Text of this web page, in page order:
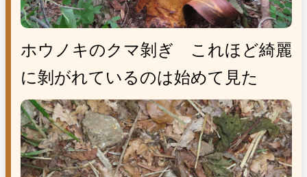
ホウノキのクマ剝ぎ これほど綺麗
に剝がれているのは始めて見た